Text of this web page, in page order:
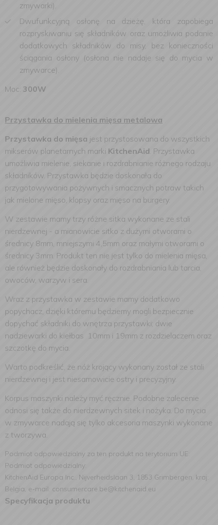
zmywarki).
Dwufunkcyjną osłonę na dzieżę, która zapobiega
rozpryskiwaniu się składników oraz umożliwia podanie
dodatkowych składników do misy, bez konieczności
ściągania osłony (osłona nie nadaje się do mycia w
zmywarce).
Moc: 300W
Przystawka do mielenia mięsa metalowa
Przystawka do mięsa jest przystosowana do wszystkich
mikserów planetarnych marki KitchenAid. Przystawka
umożliwia mielenie, siekanie i rozdrabnianie różnego rodzaju
składników. Przystawka będzie doskonała do
przygotowywania pożywnych i smacznych potraw takich
jak mielone mięso, klopsy oraz mięso na burgery.
W zestawie mamy trzy różne sitka wykonane ze stali
nierdzewnej - a mianowicie sitko z dużymi otworami o
średnicy 8mm, mniejszymi 4,5mm oraz małymi otworami o
średnicy 3mm. Produkt ten nie jest tylko do mielenia mięsa,
ale również będzie doskonały do rozdrabniania lub tarcia,
owoców, warzyw i sera.
Wraz z przystawka w zestawie mamy dodatkowo
popychacz, dzięki któremu będziemy mogli bezpiecznie
dopychać składniki do wnętrza przystawki; dwie
nadziewarki do kiełbas 10mm i 19mm z rozdzielaczem oraz
szczotkę do mycia.
Warto podkreślić, że nóż krojący wykonany został ze stali
nierdzewnej i jest niesamowicie ostry i precyzyjny.
Korpus maszynki należy myć ręcznie. Podobne zalecenie
odnosi się także do nierdzewnych sitek i nożyka. Do mycia
w zmywarce nadają się tylko akcesoria maszynki wykonane
z tworzywa.
Podmiot odpowiedzialny za ten produkt na terytorium UE:
Podmiot odpowiedzialny:
KitchenAid Europa Inc., Nijverheidslaan 3, 1853 Grimbergen, kraj:
Belgia, e-mail: consumercare.be@kitchenaid.eu
Specyfikacja produktu